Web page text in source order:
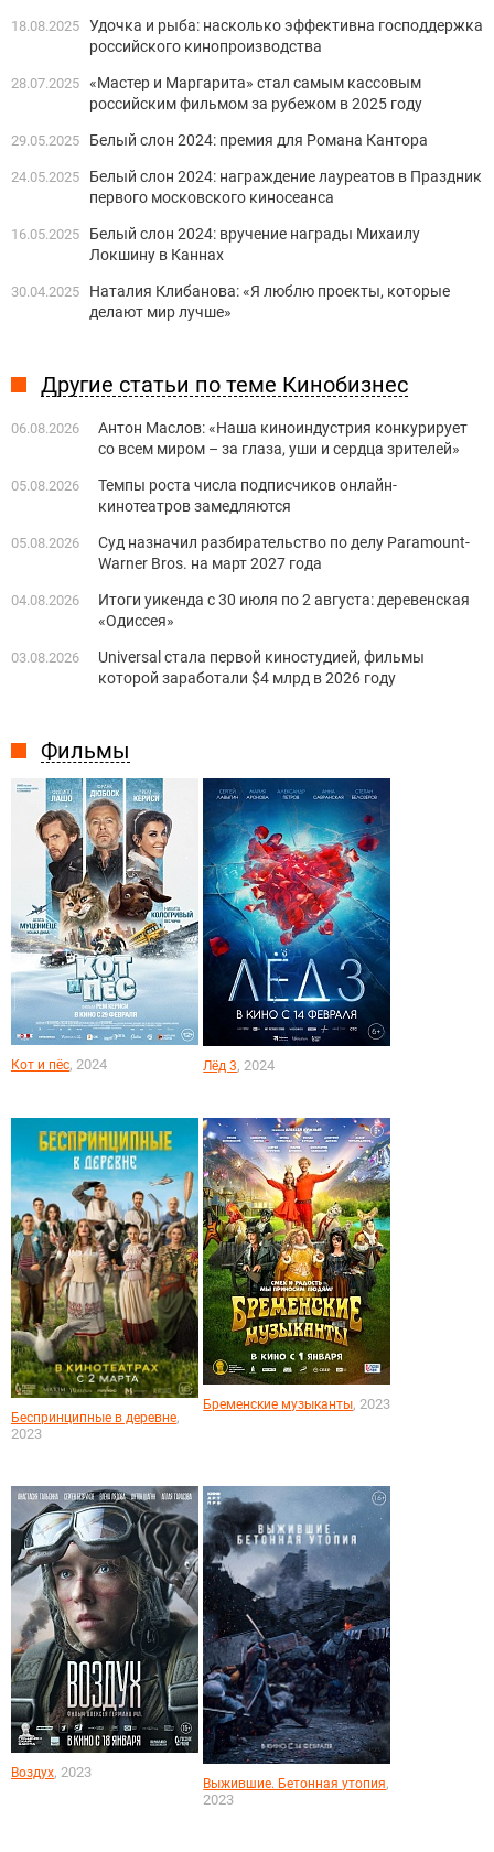
Фильмы
Кот и пёс, 2024 Лёд 3, 2024
Беспринципные в деревне,
2023
Бременские музыканты, 2023
Воздух, 2023
Выжившие. Бетонная утопия,
2023
18.08.2025 Удочка и рыба: насколько эффективна господдержка
российского кинопроизводства
28.07.2025 «Мастер и Маргарита» стал самым кассовым
российским фильмом за рубежом в 2025 году
29.05.2025 Белый слон 2024: премия для Романа Кантора
24.05.2025
Белый слон 2024: награждение лауреатов в Праздник
первого московского киносеанса
16.05.2025
Белый слон 2024: вручение награды Михаилу
Локшину в Каннах
30.04.2025
Наталия Клибанова: «Я люблю проекты, которые
делают мир лучше»
Другие статьи по теме Кинобизнес
06.08.2026
Антон Маслов: «Наша киноиндустрия конкурирует
со всем миром – за глаза, уши и сердца зрителей»
05.08.2026
Темпы роста числа подписчиков онлайн-
кинотеатров замедляются
05.08.2026
Суд назначил разбирательство по делу Paramount-
Warner Bros. на март 2027 года
04.08.2026
Итоги уикенда с 30 июля по 2 августа: деревенская
«Одиссея»
03.08.2026
Universal стала первой киностудией, фильмы
которой заработали $4 млрд в 2026 году